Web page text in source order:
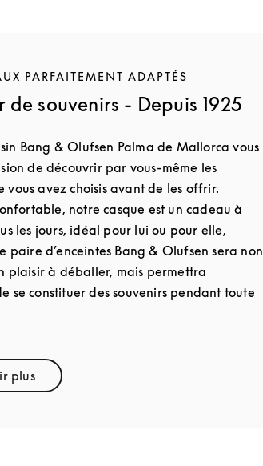
PARFAITEMENT ADAPTÉS
de souvenirs - Depuis 1925
Bang & Olufsen Palma de Mallorca vous
de découvrir par vous-même les
vous avez choisis avant de les offrir.
notre casque est un cadeau à
les jours, idéal pour lui ou pour elle,
paire d’enceintes Bang & Olufsen sera non
plaisir à déballer, mais permettra
se constituer des souvenirs pendant toute
plus
Opens in New Tab